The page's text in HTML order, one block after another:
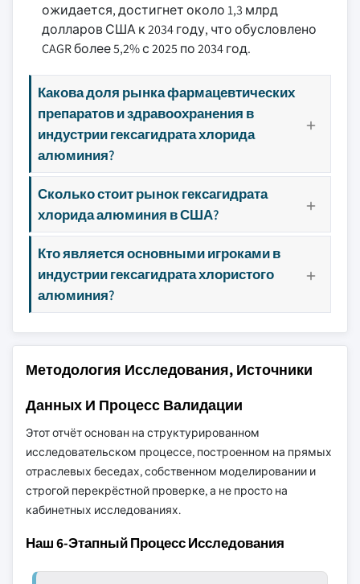
ожидается, достигнет около 1,3 млрд
долларов США к 2034 году, что обусловлено
CAGR более 5,2% с 2025 по 2034 год.
Какова доля рынка фармацевтических
препаратов и здравоохранения в
индустрии гексагидрата хлорида
алюминия?
Сколько стоит рынок гексагидрата
хлорида алюминия в США?
Кто является основными игроками в
индустрии гексагидрата хлористого
алюминия?
Методология Исследования, Источники
Данных И Процесс Валидации
Этот отчёт основан на структурированном
исследовательском процессе, построенном на прямых
отраслевых беседах, собственном моделировании и
строгой перекрёстной проверке, а не просто на
кабинетных исследованиях.
Наш 6-Этапный Процесс Исследования